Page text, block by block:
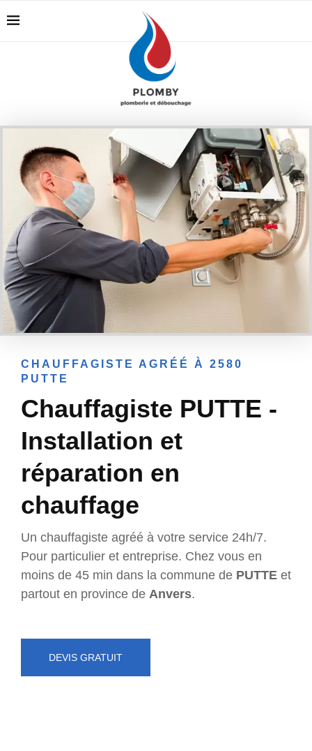
CHAUFFAGISTE AGRÉÉ À 2580
PUTTE
Chauffagiste PUTTE -
Installation et
réparation en
chauffage
Un chauffagiste agréé à votre service 24h/7.
Pour particulier et entreprise. Chez vous en
moins de 45 min dans la commune de PUTTE et
partout en province de Anvers.
DEVIS GRATUIT